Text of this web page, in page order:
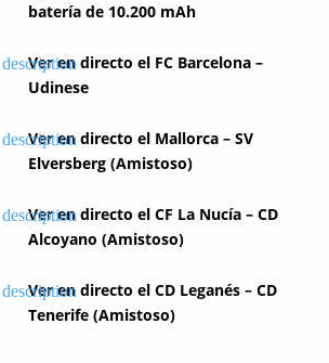
batería de 10.200 mAh
Ver en directo el FC Barcelona –
Udinese
Ver en directo el Mallorca – SV
Elversberg (Amistoso)
Ver en directo el CF La Nucía – CD
Alcoyano (Amistoso)
Ver en directo el CD Leganés – CD
Tenerife (Amistoso)